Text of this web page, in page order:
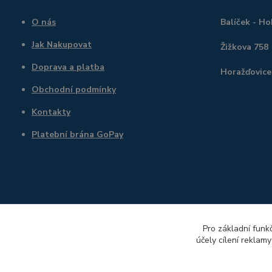
O nás
Jak Nakupovat
Doprava a platba
Obchodní podmínky
Kontakty
Platební brána GoPay
Balíček -
Žižkova 758
Pro základní
účely cílení